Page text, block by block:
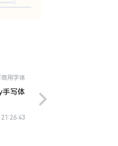
用字体
手写体